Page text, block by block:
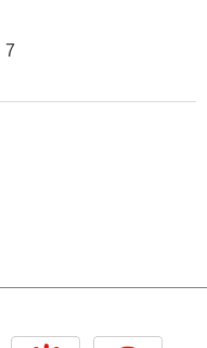
7